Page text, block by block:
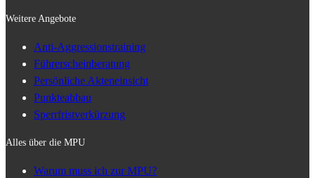
Weitere Angebote
Anti-Aggressionstraining
Führerscheinberatung
Persönliche Akteneinsicht
Punkteabbau
Sperrfristverkürzung
Alles über die MPU
Warum muss ich zur MPU?